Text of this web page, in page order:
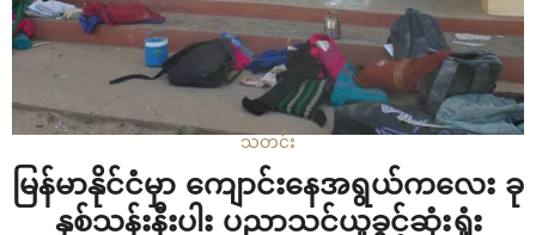
သတင်း
မြန်မာနိုင်ငံမှာ ကျောင်းနေအရွယ်ကလေး ခု
နှစ်သန်းနီးပါး ပညာသင်ယူခွင့်ဆုံးရှုံး